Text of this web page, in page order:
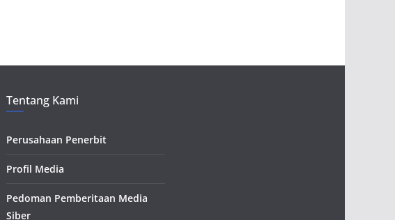
Tentang Kami
Perusahaan Penerbit
Profil Media
Pedoman Pemberitaan Media
Siber